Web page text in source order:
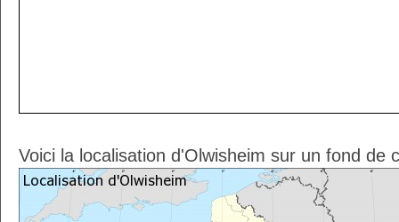
Voici la localisation d'Olwisheim sur un fond de